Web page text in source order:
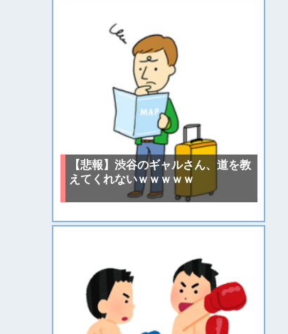
【悲報】渋谷のギャルさん、道を教
えてくれないｗｗｗｗｗ